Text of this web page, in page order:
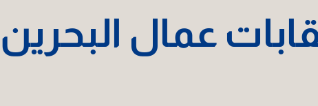
عمال البحرين